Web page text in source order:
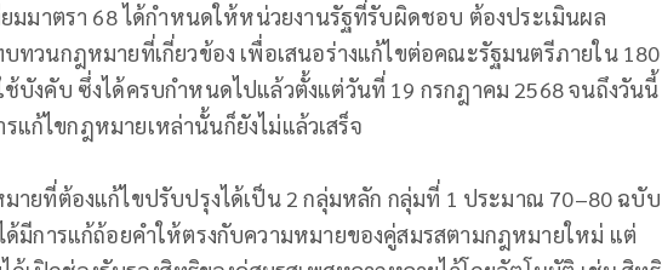
มมาตรา 68 ได้กำหนดให้หน่วยงานรัฐที่รับผิดชอบ ต้องประเมินผล
ทวนกฎหมายที่เกี่ยวข้อง เพื่อเสนอร่างแก้ไขต่อคณะรัฐมนตรีภายใน 180
งคับ ซึ่งได้ครบกำหนดไปแล้วตั้งแต่วันที่ 19 กรกฎาคม 2568 จนถึงวันนี้
รแก้ไขกฎหมายเหล่านั้นก็ยังไม่แล้วเสร็จ
ายที่ต้องแก้ไขปรับปรุงได้เป็น 2 กลุ่มหลัก กลุ่มที่ 1 ประมาณ 70–80 ฉบับ
มีการแก้ถ้อยคำให้ตรงกับความหมายของคู่สมรสตามกฎหมายใหม่ แต่